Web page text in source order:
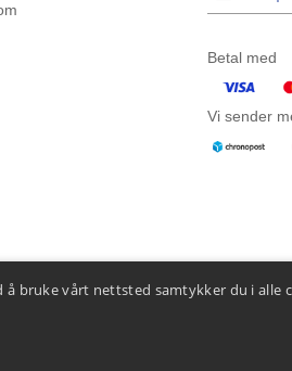
Betal med
Vi sender
bruke vårt nettsted samtykker du i alle